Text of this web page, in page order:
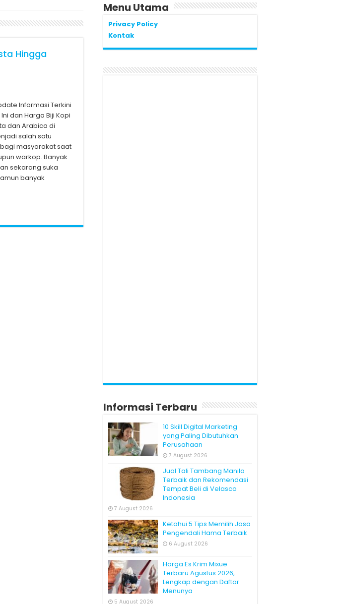
Hingga
Informasi Terkini
dan Harga Biji Kopi
dan Arabica di
salah satu
masyarakat saat
warkop. Banyak
sekarang suka
banyak
Menu Utama
Privacy Policy
Kontak
Informasi Terbaru
10 Skill Digital Marketing
yang Paling Dibutuhkan
Perusahaan
7 August 2026
Jual Tali Tambang Manila
Terbaik dan Rekomendasi
Tempat Beli di Velasco
Indonesia
7 August 2026
Ketahui 5 Tips Memilih Jasa
Pengendali Hama Terbaik
6 August 2026
Harga Es Krim Mixue
Terbaru Agustus 2026,
Lengkap dengan Daftar
Menunya
5 August 2026